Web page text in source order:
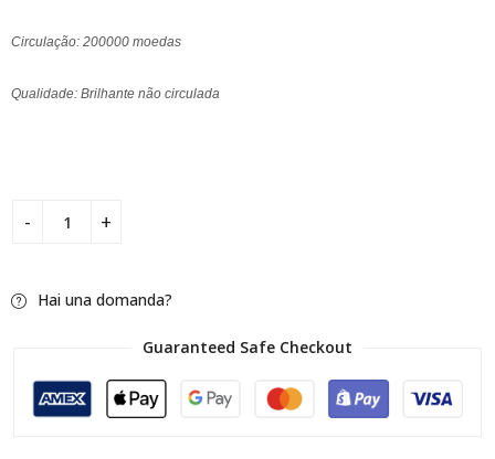
Circulação: 200000 moedas
Qualidade: Brilhante não circulada
Hai una domanda?
Guaranteed Safe Checkout